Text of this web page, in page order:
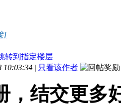
]
10:03:34 | 只看该作者
，结交更多